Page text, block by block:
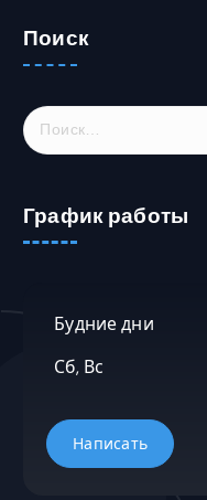
Поиск
Н
а
и
:
График работы
Будние дни
Сб, Вс